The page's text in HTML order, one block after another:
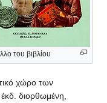
του βιβλίου
χώρο των
διορθωμένη,